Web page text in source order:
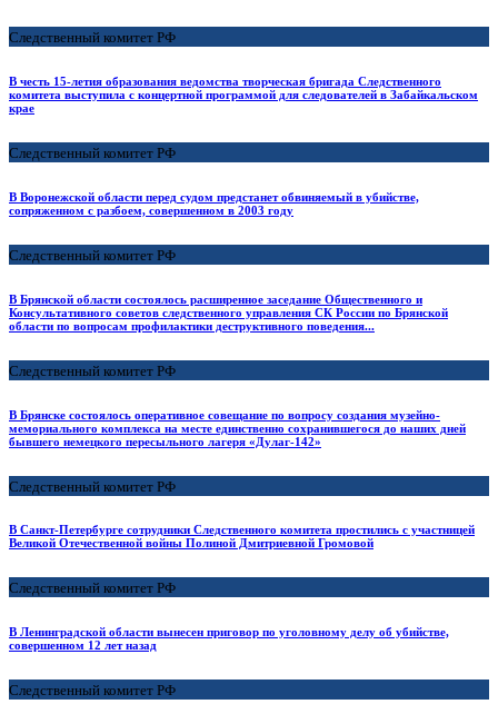
Следственный комитет РФ
В честь 15-летия образования ведомства творческая бригада Следственного
комитета выступила с концертной программой для следователей в Забайкальском
крае
Следственный комитет РФ
В Воронежской области перед судом предстанет обвиняемый в убийстве,
сопряженном с разбоем, совершенном в 2003 году
Следственный комитет РФ
В Брянской области состоялось расширенное заседание Общественного и
Консультативного советов следственного управления СК России по Брянской
области по вопросам профилактики деструктивного поведения...
Следственный комитет РФ
В Брянске состоялось оперативное совещание по вопросу создания музейно-
мемориального комплекса на месте единственно сохранившегося до наших дней
бывшего немецкого пересыльного лагеря «Дулаг-142»
Следственный комитет РФ
В Санкт-Петербурге сотрудники Следственного комитета простились с участницей
Великой Отечественной войны Полиной Дмитриевной Громовой
Следственный комитет РФ
В Ленинградской области вынесен приговор по уголовному делу об убийстве,
совершенном 12 лет назад
Следственный комитет РФ